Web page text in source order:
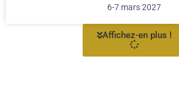
6-7 mars 2027
Affichez-en plus !